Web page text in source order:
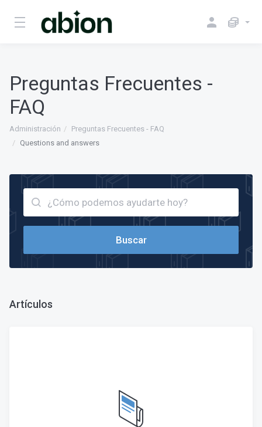
Preguntas Frecuentes -
FAQ
Administración
Preguntas Frecuentes - FAQ
Questions and answers
Artículos